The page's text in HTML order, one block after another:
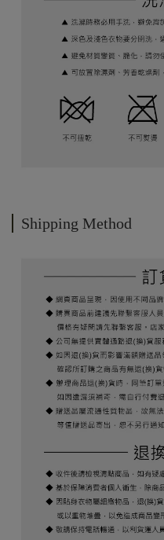
Shipping Method